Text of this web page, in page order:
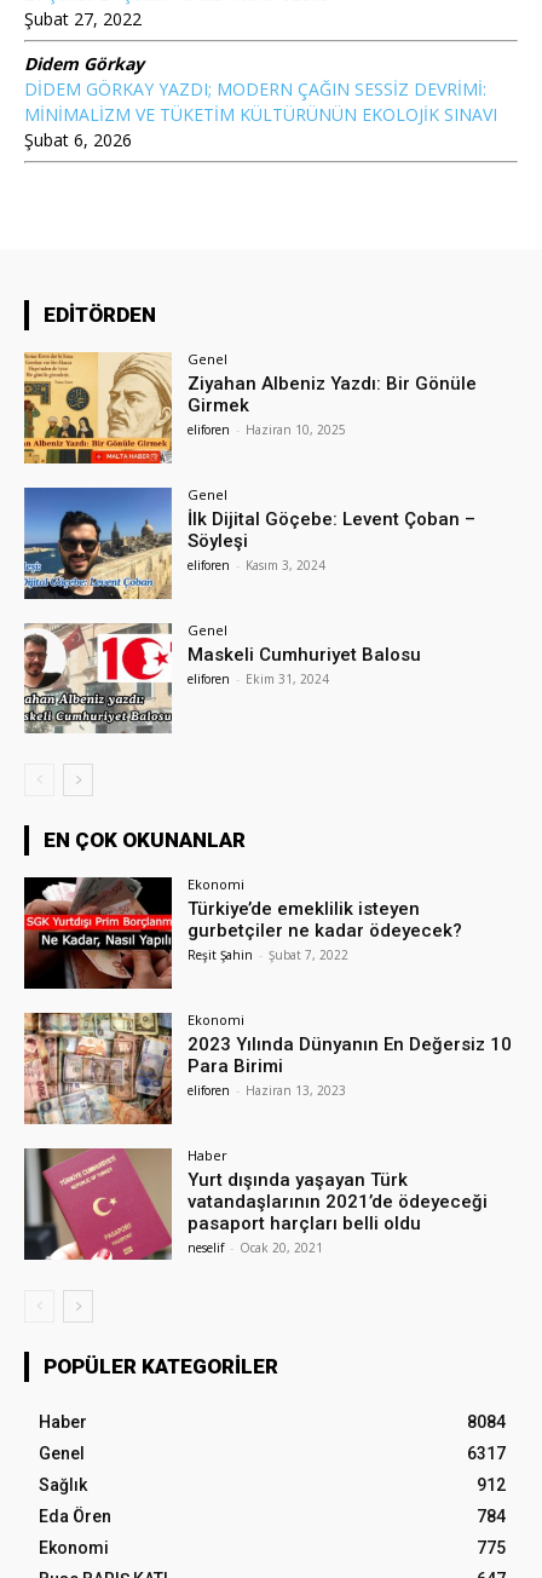
Şubat 27, 2022
Didem Görkay
DİDEM GÖRKAY YAZDI; MODERN ÇAĞIN SESSİZ DEVRİMİ:
MİNİMALİZM VE TÜKETİM KÜLTÜRÜNÜN EKOLOJİK SINAVI
Şubat 6, 2026
EDİTÖRDEN
Genel
Ziyahan Albeniz Yazdı: Bir Gönüle
Girmek
eliforen - Haziran 10, 2025
Genel
İlk Dijital Göçebe: Levent Çoban –
Söyleşi
eliforen - Kasım 3, 2024
Genel
Maskeli Cumhuriyet Balosu
eliforen - Ekim 31, 2024
EN ÇOK OKUNANLAR
Ekonomi
Türkiye’de emeklilik isteyen
gurbetçiler ne kadar ödeyecek?
Reşit Şahin - Şubat 7, 2022
Ekonomi
2023 Yılında Dünyanın En Değersiz 10
Para Birimi
eliforen - Haziran 13, 2023
Haber
Yurt dışında yaşayan Türk
vatandaşlarının 2021’de ödeyeceği
pasaport harçları belli oldu
neselif - Ocak 20, 2021
POPÜLER KATEGORILER
Haber
8084
Genel
6317
Sağlık
912
Eda Ören
784
Ekonomi
775